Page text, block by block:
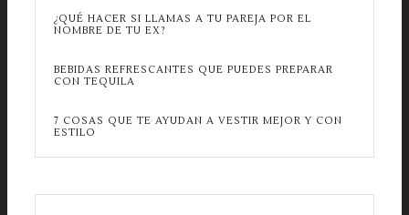
¿QUÉ HACER SI LLAMAS A TU PAREJA POR EL
NOMBRE DE TU EX?
BEBIDAS REFRESCANTES QUE PUEDES PREPARAR
CON TEQUILA
7 COSAS QUE TE AYUDAN A VESTIR MEJOR Y CON
ESTILO